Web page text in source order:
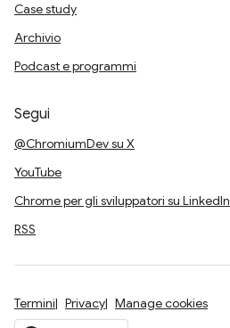
Case study
Archivio
Podcast e programmi
Segui
@ChromiumDev su X
YouTube
Chrome per gli sviluppatori su LinkedIn
RSS
Termini Privacy Manage cookies